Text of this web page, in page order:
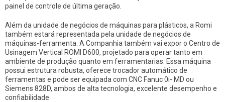
painel de controle de última geração.
Além da unidade de negócios de máquinas para plásticos, a Romi
também estará representada pela unidade de negócios de
máquinas-ferramenta. A Companhia também vai expor o Centro de
Usinagem Vertical ROMI D600, projetado para operar tanto em
ambiente de produção quanto em ferramentarias. Essa máquina
possui estrutura robusta, oferece trocador automático de
ferramentas e pode ser equipada com CNC Fanuc 0i- MD ou
Siemens 828D, ambos de alta tecnologia, excelente desempenho e
confiabilidade.